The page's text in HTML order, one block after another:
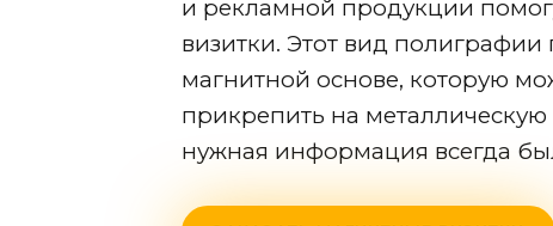
и рекламной продукции
визитки. Этот вид полиграфии
магнитной основе, которую
прикрепить на металлическую
нужная информация всегда